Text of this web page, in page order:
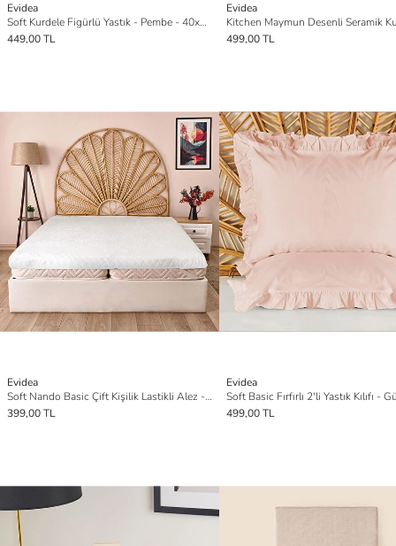
Evidea
Soft Kurdele Figürlü Yastık - Pembe - 40x30 cm
449,00 TL
Evidea
499,00 TL
Evidea
Soft Nando Basic Çift Kişilik Lastikli Alez - Beyaz - 160x200 cm
399,00 TL
Evidea
499,00 TL